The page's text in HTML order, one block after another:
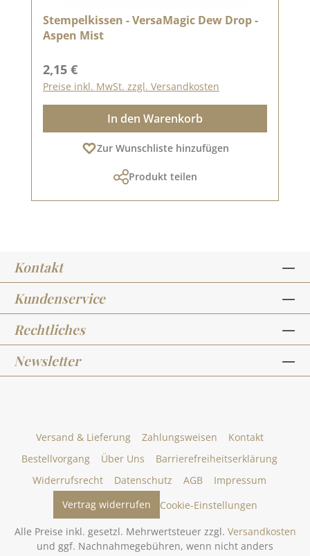
Stempelkissen - VersaMagic Dew Drop -
Aspen Mist
Regulärer Preis:
2,15 €
Preise inkl. MwSt. zzgl. Versandkosten
In den Warenkorb
Zur Wunschliste hinzufügen
Produkt teilen
Kontakt
Kundenservice
Rechtliches
Newsletter
Versand & Lieferung Zahlungsweisen
Kontakt
Bestellvorgang
Über Uns
Barrierefreiheitserklärung
Widerrufsrecht
Datenschutz AGB
Impressum
Vertrag widerrufen
Cookie-Einstellungen
Alle Preise inkl. gesetzl. Mehrwertsteuer zzgl. Versandkosten
und ggf. Nachnahmegebühren, wenn nicht anders